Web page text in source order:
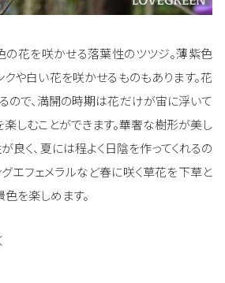
の花を咲かせる落葉性のツツジ。薄紫色
や白い花を咲かせるものもあります。花
ので、満開の時期は花だけが宙に浮いて
しむことができます。華奢な樹形が美し
良く、夏には程よく日陰を作ってくれるの
エフェメラルなど春に咲く草花を下草と
を楽しめます。